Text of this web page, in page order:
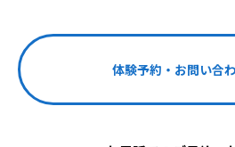
体験予約・お問い合